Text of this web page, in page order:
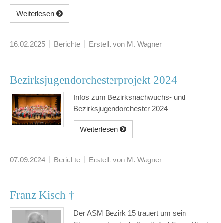
Weiterlesen
16.02.2025 Berichte Erstellt von M. Wagner
Bezirksjugendorchesterprojekt 2024
Infos zum Bezirksnachwuchs- und
Bezirksjugendorchester 2024
Weiterlesen
07.09.2024 Berichte Erstellt von M. Wagner
Franz Kisch †
Der ASM Bezirk 15 trauert um sein